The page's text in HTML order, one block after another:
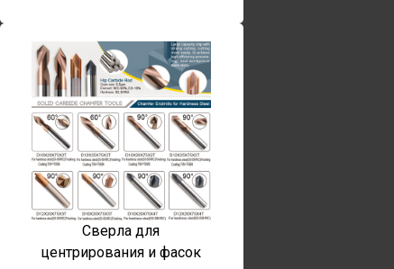
Сверла для
центрирования и фасок